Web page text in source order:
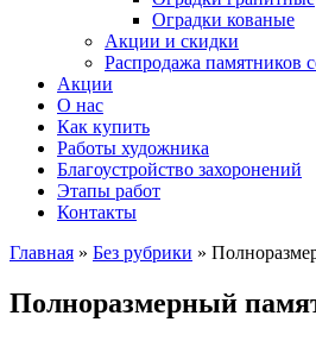
Оградки кованые
Акции и скидки
Распродажа памятников
Акции
О нас
Как купить
Работы художника
Благоустройство захоронений
Этапы работ
Контакты
Главная » Без рубрики »
Полноразмерный